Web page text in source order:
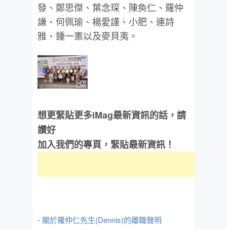
發、鄭思傑、葉念琛、陳奐仁、羅仲
謙、何佩瑜、楊愛謹、小肥、連詩
雅、鍾一憲以及麥貝夷。
想更緊貼更多iMag最新資訊的話，請
讚好
加入我們的專頁，緊貼最新資訊！
- 關於羅仲仁先生(Dennis)的離職聲明